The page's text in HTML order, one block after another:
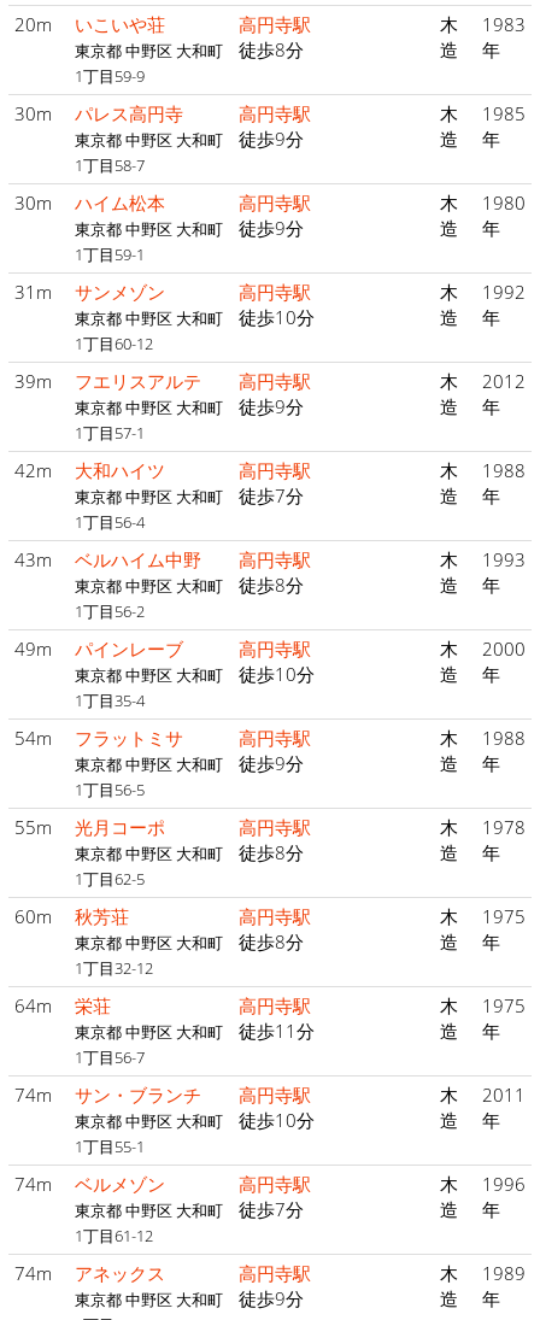
20m いこいや荘
東京都 中野区 大和町
1丁目59-9
高円寺駅
徒歩8分
木
造
1983
年
30m パレス高円寺
東京都 中野区 大和町
1丁目58-7
高円寺駅
徒歩9分
木
造
1985
年
30m ハイム松本
東京都 中野区 大和町
1丁目59-1
高円寺駅
徒歩9分
木
造
1980
年
31m サンメゾン
東京都 中野区 大和町
1丁目60-12
高円寺駅
徒歩10分
木
造
1992
年
39m フエリスアルテ
東京都 中野区 大和町
1丁目57-1
高円寺駅
徒歩9分
木
造
2012
年
42m 大和ハイツ
東京都 中野区 大和町
1丁目56-4
高円寺駅
徒歩7分
木
造
1988
年
43m ベルハイム中野
東京都 中野区 大和町
1丁目56-2
高円寺駅
徒歩8分
木
造
1993
年
49m パインレーブ
東京都 中野区 大和町
1丁目35-4
高円寺駅
徒歩10分
木
造
2000
年
54m フラットミサ
東京都 中野区 大和町
1丁目56-5
高円寺駅
徒歩9分
木
造
1988
年
55m 光月コーポ
東京都 中野区 大和町
1丁目62-5
高円寺駅
徒歩8分
木
造
1978
年
60m 秋芳荘
東京都 中野区 大和町
1丁目32-12
高円寺駅
徒歩8分
木
造
1975
年
64m 栄荘
東京都 中野区 大和町
1丁目56-7
高円寺駅
徒歩11分
木
造
1975
年
74m サン・ブランチ
東京都 中野区 大和町
1丁目55-1
高円寺駅
徒歩10分
木
造
2011
年
74m ベルメゾン
東京都 中野区 大和町
1丁目61-12
高円寺駅
徒歩7分
木
造
1996
年
74m アネックス
東京都 中野区 大和町
高円寺駅
徒歩9分
木
造
1989
年